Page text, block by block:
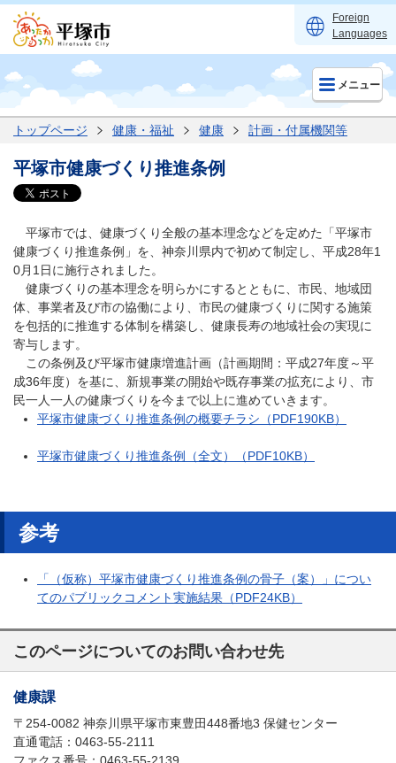
Foreign
Languages
メニュー
トップページ 健康・福祉 健康 計画・付属機関等
平塚市健康づくり推進条例
平塚市では、健康づくり全般の基本理念などを定めた「平塚市
健康づくり推進条例」を、神奈川県内で初めて制定し、平成28年1
0月1日に施行されました。
健康づくりの基本理念を明らかにするとともに、市民、地域団
体、事業者及び市の協働により、市民の健康づくりに関する施策
を包括的に推進する体制を構築し、健康長寿の地域社会の実現に
寄与します。
この条例及び平塚市健康増進計画（計画期間：平成27年度～平
成36年度）を基に、新規事業の開始や既存事業の拡充により、市
民一人一人の健康づくりを今まで以上に進めていきます。
平塚市健康づくり推進条例の概要チラシ（PDF190KB）
平塚市健康づくり推進条例（全文）（PDF10KB）
参考
「（仮称）平塚市健康づくり推進条例の骨子（案）」につい
てのパブリックコメント実施結果（PDF24KB）
このページについてのお問い合わせ先
健康課
〒254-0082 神奈川県平塚市東豊田448番地3 保健センター
直通電話：0463-55-2111